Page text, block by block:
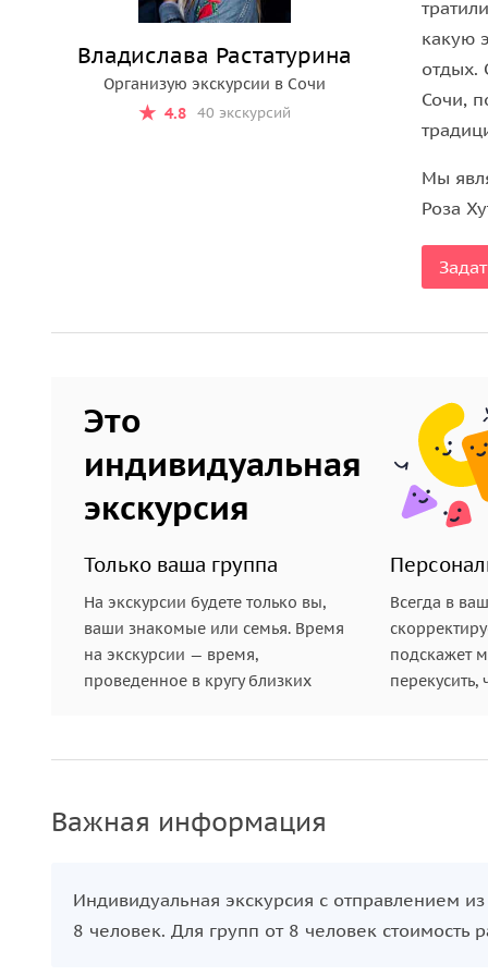
Владислава Растатурина
Организую экскурсии в Сочи
4.8 40 экскурсий
какую
отдых.
Сочи,
Мы
Роза
Это
индивидуальная
экскурсия
Только ваша группа
На экскурсии будете только вы,
ваши знакомые или семья. Время
на экскурсии — время,
проведенное в кругу близких
Всегда в
подскажет
перекусить,
Важная информация
Индивидуальная экскурсия с отправлением
8 человек. Для групп от 8 человек стоимость